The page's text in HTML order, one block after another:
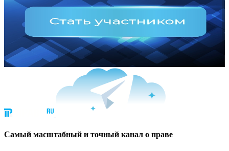
Cамый масштабный и точный канал о праве